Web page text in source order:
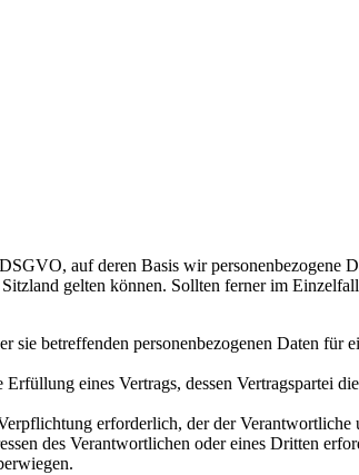
auf deren Basis wir personenbezogene
gelten können. Sollten ferner im
betreffenden personenbezogenen Daten für
eines Vertrags, dessen Vertragspartei
erforderlich, der der Verantwortliche
des Verantwortlichen oder eines Dritten